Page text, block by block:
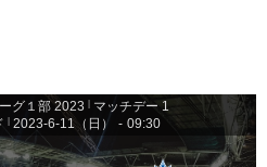
グ１部 2023
マッチデー 1
2023-6-11（日） - 09:30